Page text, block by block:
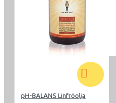
pH-BALANS Linfröolja